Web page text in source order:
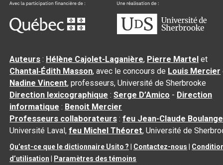
Auteurs : Hélène Cajolet-Laganière, Pierre Martel et
Chantal‑Édith Masson, avec le concours de Louis Mercier
Nadine Vincent, professeurs, Université de Sherbrooke
Direction lexicographique :Serge D’Amico - Direction
informatique : Benoit Mercier
Professeurs collaborateurs :feu Jean-Claude
Université Laval,feu Michel Théoret, Université de
Qu’est-ce que le dictionnaire Usito ? Contactez-nous
d’utilisation
Paramètres des témoins